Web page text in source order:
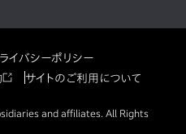
イバシーポリシー
サイトのご利用について
and affiliates. All Rights